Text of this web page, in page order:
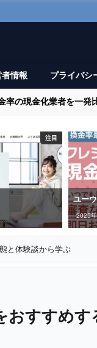
者情報 プライバシ
率の現金化業者を一発
注目
ユー
2025
と体験談から学ぶ
おすすめす